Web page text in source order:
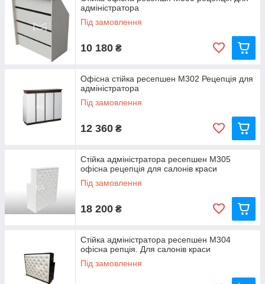
адміністратора
Під замовлення
10 180 ₴
Офісна стійка ресепшен М302 Рецепція для
адміністратора
Під замовлення
12 360 ₴
Стійка адміністратора ресепшен М305
офісна рецепція для салонів краси
Під замовлення
18 200 ₴
Стійка адміністратора ресепшен М304
офісна репція. Для салонів краси
Під замовлення